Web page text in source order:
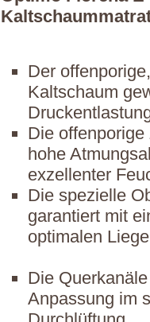
Der
Kaltschaum
Die
hohe
exzellenter
Die spezielle
garantiert mit
optimalen
Die
Anpassung im